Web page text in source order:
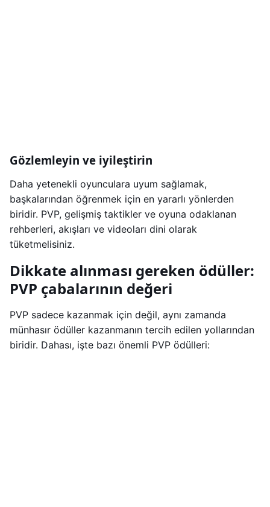
Gözlemleyin ve iyileştirin
Daha yetenekli oyunculara uyum sağlamak,
başkalarından öğrenmek için en yararlı yönlerden
biridir. PVP, gelişmiş taktikler ve oyuna odaklanan
rehberleri, akışları ve videoları dini olarak
tüketmelisiniz.
Dikkate alınması gereken ödüller:
PVP çabalarının değeri
PVP sadece kazanmak için değil, aynı zamanda
münhasır ödüller kazanmanın tercih edilen yollarından
biridir. Dahası, işte bazı önemli PVP ödülleri: